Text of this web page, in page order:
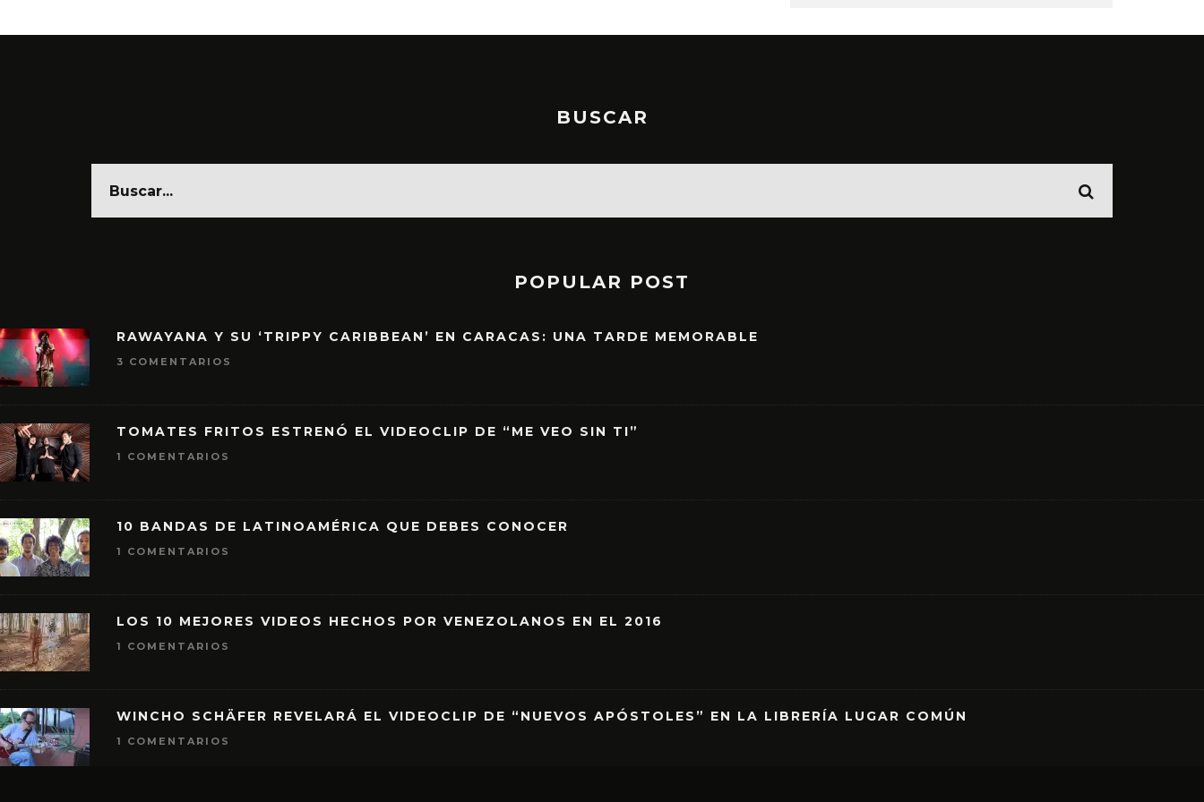
BUSCAR
POPULAR POST
RAWAYANA Y SU ‘TRIPPY CARIBBEAN’ EN CARACAS: UNA TARDE MEMORABLE
3 COMENTARIOS
TOMATES FRITOS ESTRENÓ EL VIDEOCLIP DE “ME VEO SIN TI”
1 COMENTARIOS
10 BANDAS DE LATINOAMÉRICA QUE DEBES CONOCER
1 COMENTARIOS
LOS 10 MEJORES VIDEOS HECHOS POR VENEZOLANOS EN EL 2016
1 COMENTARIOS
WINCHO SCHÄFER REVELARÁ EL VIDEOCLIP DE “NUEVOS APÓSTOLES” EN LA LIBRERÍA LUGAR COMÚN
1 COMENTARIOS